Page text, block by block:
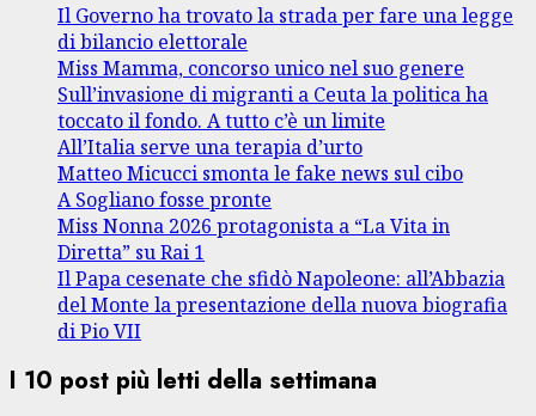
Il Governo ha trovato la strada per fare una legge
di bilancio elettorale
Miss Mamma, concorso unico nel suo genere
Sull’invasione di migranti a Ceuta la politica ha
toccato il fondo. A tutto c’è un limite
All’Italia serve una terapia d’urto
Matteo Micucci smonta le fake news sul cibo
A Sogliano fosse pronte
Miss Nonna 2026 protagonista a “La Vita in
Diretta” su Rai 1
Il Papa cesenate che sfidò Napoleone: all’Abbazia
del Monte la presentazione della nuova biografia
di Pio VII
I 10 post più letti della settimana